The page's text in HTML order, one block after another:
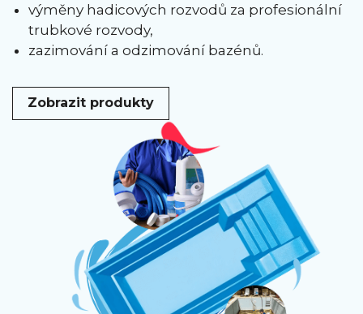
výměny hadicových rozvodů za profesionální
trubkové rozvody,
zazimování a odzimování bazénů.
Zobrazit produkty